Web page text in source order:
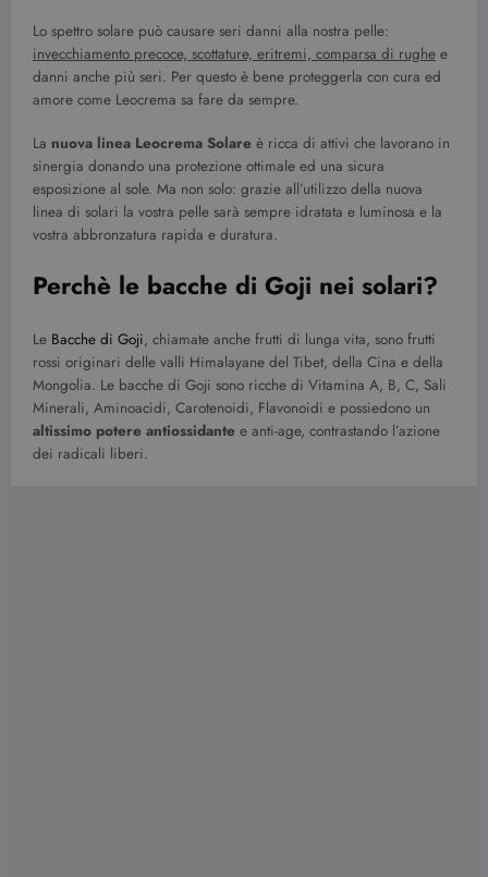
Lo spettro solare può causare seri danni alla nostra pelle:
invecchiamento precoce, scottature, eritremi, comparsa di rughe e
danni anche più seri. Per questo è bene proteggerla con cura ed
amore come Leocrema sa fare da sempre.
La nuova linea Leocrema Solare è ricca di attivi che lavorano in
sinergia donando una protezione ottimale ed una sicura
esposizione al sole. Ma non solo: grazie all’utilizzo della nuova
linea di solari la vostra pelle sarà sempre idratata e luminosa e la
vostra abbronzatura rapida e duratura.
Perchè le bacche di Goji nei solari?
Le Bacche di Goji, chiamate anche frutti di lunga vita, sono frutti
rossi originari delle valli Himalayane del Tibet, della Cina e della
Mongolia. Le bacche di Goji sono ricche di Vitamina A, B, C, Sali
Minerali, Aminoacidi, Carotenoidi, Flavonoidi e possiedono un
altissimo potere antiossidante e anti-age, contrastando l’azione
dei radicali liberi.